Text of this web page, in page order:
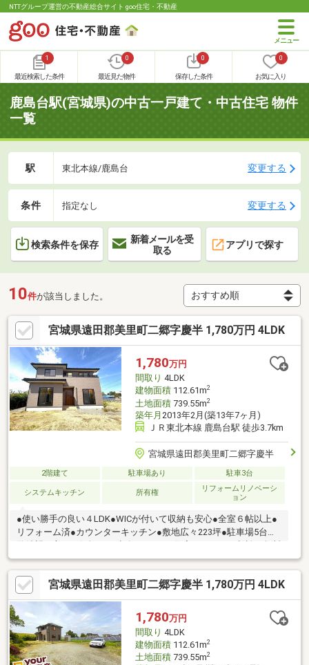
NTTグループ運営の不動産総合サイト goo住宅・不動産
1
最近検索した条件
0
最近見た物件
0
保存した条件
0
お気に入り
鹿島台駅(宮城県)の中古一戸建て・中古住宅 物件
一覧
駅 東北本線/鹿島台 変更する
条件 指定なし 変更する
検索条件を保存
新着メールを受
取る
アプリで探す
10件が該当しました。
宮城県遠田郡美里町二郷字慶半 1,780万円 4LDK
1,780万円
間取り 4LDK
建物面積112.61m2
土地面積739.55m2
築年月 2013年2月(築13年7ヶ月)
ＪＲ東北本線 鹿島台駅 徒歩3.7km
宮城県遠田郡美里町二郷字慶半
2階建て 駐車場あり 駐車3台
システムキッチン 所有権
リフォームリノベーシ
ョン
●使い勝手の良い４LDK●WICが付いて収納も安心●全室６帖以上●
リフォーム済●カウンターキッチン●敷地広々223坪●駐車場5台内
にて承ります。
宮城県遠田郡美里町二郷字慶半 1,780万円 4LDK
1,780万円
間取り 4LDK
建物面積112.61m2
土地面積739.55m2